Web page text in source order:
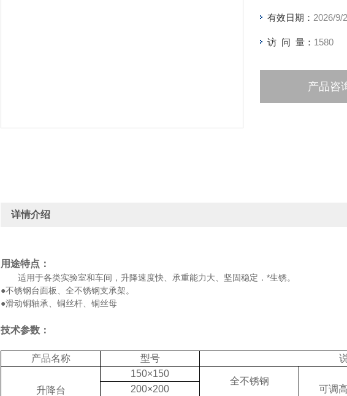
有效日期： 2026/9/
访 问 量： 1580
产品咨
详情介绍
用途特点：
适用于各类实验室和车间，升降速度快、承重能力大、坚固稳定．*生锈。
●不锈钢台面板、全不锈钢支承架。
●滑动铜轴承、铜丝杆、铜丝母
技术参数：
产品名称 型号
升降台
150×150
全不锈钢
可调
200×200